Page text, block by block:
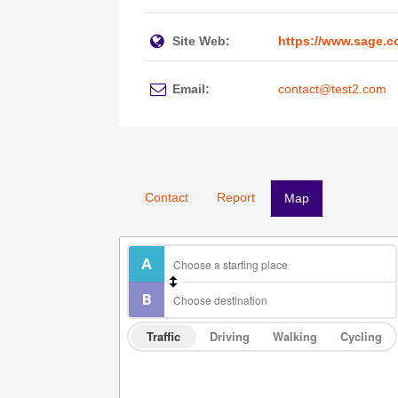
Site Web: https://
Email: contact@test2.com
Contact Report Map
Traffic Driving Walking Cycling